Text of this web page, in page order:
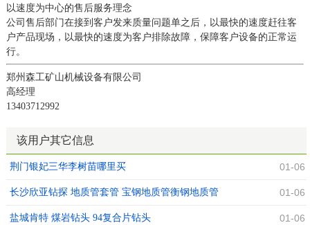
以速度为中心的售后服务理念
公司售后部门在接到客户发来质量问题单之后，以最快的速度赶往客
户产品现场，以最快的速度为客户排除故障，保障客户设备的正常运
行。
郑州森工矿山机械设备有限公司
高经理
13403712992
该用户其它信息
荆门银妃三华李树苗哪里买 01-06
长沙欣亚钻探 地质管套管 宝钢地质管衡钢地质管 01-06
盐城肯特 煤岩钻头 94复合片钻头 01-06